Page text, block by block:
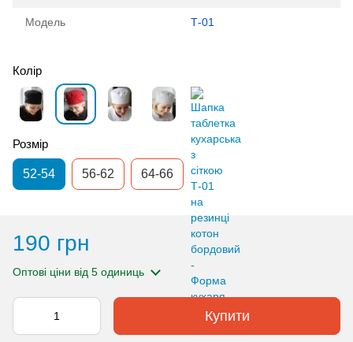
Модель Т-01
Колір
Розмір
52-54 56-62 64-66
190 грн
Оптові ціни від 5 одиниць
Купити